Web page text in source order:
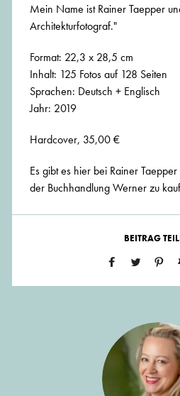
Mein Name ist Rainer Taepper
Architekturfotograf."
Format: 22,3 x 28,5 cm
Inhalt: 125 Fotos auf 128 Seiten
Sprachen: Deutsch + Englisch
Jahr: 2019
Hardcover, 35,00 €
Es gibt es hier bei Rainer Taepper
der Buchhandlung Werner zu
BEITRAG